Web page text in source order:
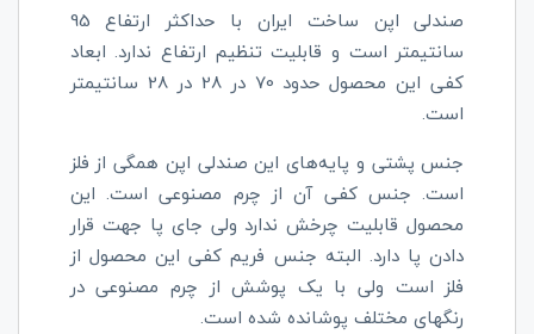
صندلی اپن ساخت ایران با حداکثر ارتفاع 95
سانتیمتر است و قابلیت تنظیم ارتفاع ندارد. ابعاد
کفی این محصول حدود 70 در 28 در 28 سانتیمتر
است.
جنس پشتی و پایه‌های این صندلی اپن همگی از فلز
است. جنس کفی آن از چرم مصنوعی است. این
محصول قابلیت چرخش ندارد ولی جای پا جهت قرار
دادن پا دارد. البته جنس فریم کفی این محصول از
فلز است ولی با یک پوشش از چرم مصنوعی در
رنگهای مختلف پوشانده شده است.